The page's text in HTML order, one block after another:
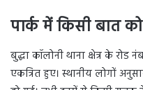
पार्क में किसी बात
बुद्धा कॉलोनी थाना क्षेत्र के रोड
एकत्रित हुए। स्थानीय लोगों